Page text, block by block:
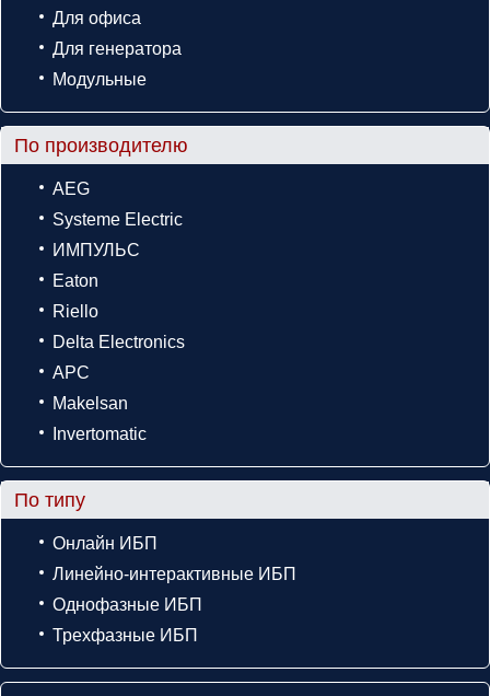
Для офиса
Для генератора
Модульные
По производителю
AEG
Systeme Electric
ИМПУЛЬС
Eaton
Riello
Delta Electronics
APC
Makelsan
Invertomatic
По типу
Онлайн ИБП
Линейно-интерактивные ИБП
Однофазные ИБП
Трехфазные ИБП